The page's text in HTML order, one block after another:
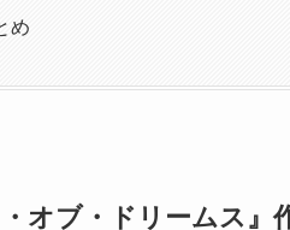
め
・オブ・ドリームス』